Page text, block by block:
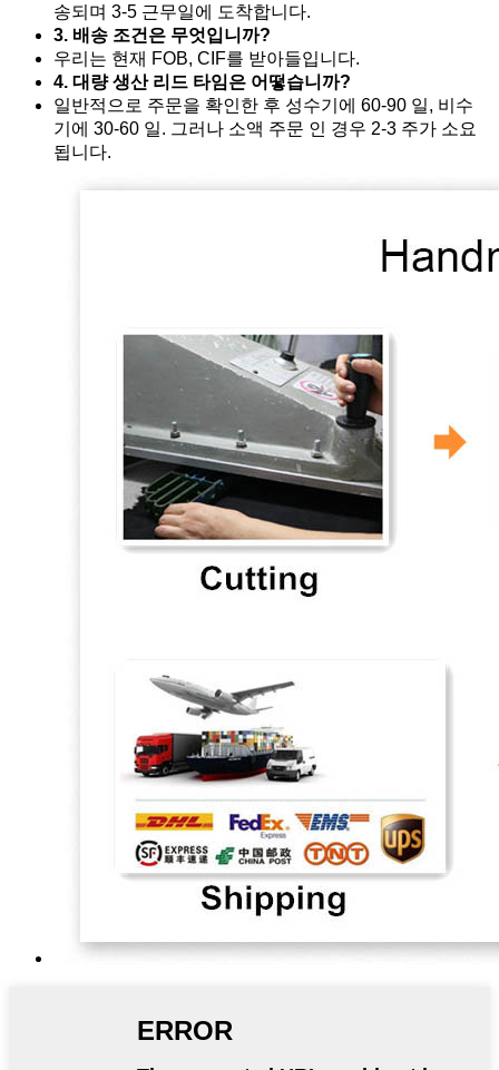
송되며 3-5 근무일에 도착합니다.
3. 배송 조건은 무엇입니까?
우리는 현재 FOB, CIF를 받아들입니다.
4. 대량 생산 리드 타임은 어떻습니까?
일반적으로 주문을 확인한 후 성수기에 60-90 일, 비수
기에 30-60 일. 그러나 소액 주문 인 경우 2-3 주가 소요
됩니다.